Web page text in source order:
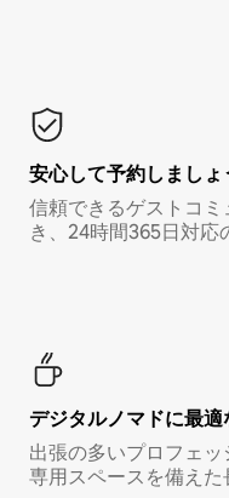
安心して予約しましょ
信頼できるゲストコ
き、24時間365日対応
デジタルノマド⁠に最⁠
出張の多いプロフェ
専用スペースを備えた